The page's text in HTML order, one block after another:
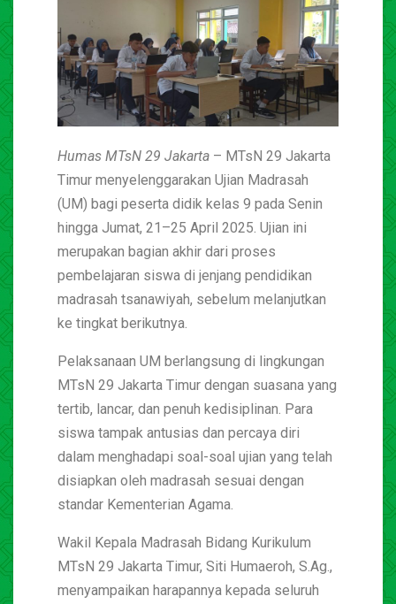
Humas MTsN 29 Jakarta – MTsN 29 Jakarta
Timur menyelenggarakan Ujian Madrasah
(UM) bagi peserta didik kelas 9 pada Senin
hingga Jumat, 21–25 April 2025. Ujian ini
merupakan bagian akhir dari proses
pembelajaran siswa di jenjang pendidikan
madrasah tsanawiyah, sebelum melanjutkan
ke tingkat berikutnya.
Pelaksanaan UM berlangsung di lingkungan
MTsN 29 Jakarta Timur dengan suasana yang
tertib, lancar, dan penuh kedisiplinan. Para
siswa tampak antusias dan percaya diri
dalam menghadapi soal-soal ujian yang telah
disiapkan oleh madrasah sesuai dengan
standar Kementerian Agama.
Wakil Kepala Madrasah Bidang Kurikulum
MTsN 29 Jakarta Timur, Siti Humaeroh, S.Ag.,
menyampaikan harapannya kepada seluruh